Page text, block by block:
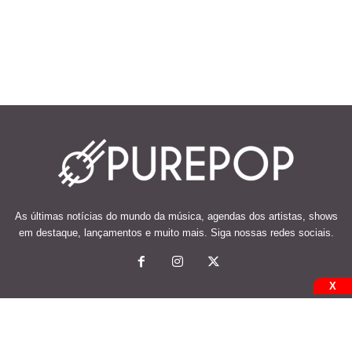
As últimas notícias do mundo da música, agendas dos artistas, shows
em destaque, lançamentos e muito mais. Siga nossas redes sociais.
X